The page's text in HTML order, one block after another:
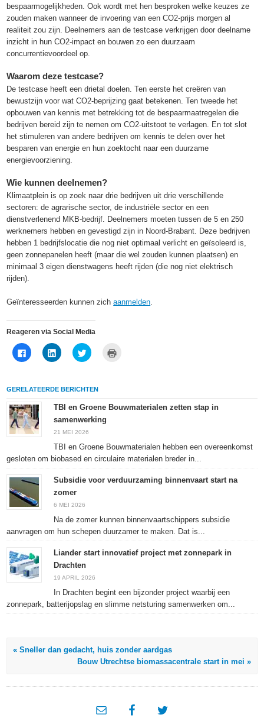
bespaarmogelijkheden. Ook wordt met hen besproken welke keuzes ze
zouden maken wanneer de invoering van een CO2-prijs morgen al
realiteit zou zijn. Deelnemers aan de testcase verkrijgen door deelname
inzicht in hun CO2-impact en bouwen zo een duurzaam
concurrentievoordeel op.
Waarom deze testcase?
De testcase heeft een drietal doelen. Ten eerste het creëren van
bewustzijn voor wat CO2-beprijzing gaat betekenen. Ten tweede het
opbouwen van kennis met betrekking tot de bespaarmaatregelen die
bedrijven bereid zijn te nemen om CO2-uitstoot te verlagen. En tot slot
het stimuleren van andere bedrijven om kennis te delen over het
besparen van energie en hun zoektocht naar een duurzame
energievoorziening.
Wie kunnen deelnemen?
Klimaatplein is op zoek naar drie bedrijven uit drie verschillende
sectoren: de agrarische sector, de industriële sector en een
dienstverlenend MKB-bedrijf. Deelnemers moeten tussen de 5 en 250
werknemers hebben en gevestigd zijn in Noord-Brabant. Deze bedrijven
hebben 1 bedrijfslocatie die nog niet optimaal verlicht en geïsoleerd is,
geen zonnepanelen heeft (maar die wel zouden kunnen plaatsen) en
minimaal 3 eigen dienstwagens heeft rijden (die nog niet elektrisch
rijden).
Geïnteresseerden kunnen zichaanmelden.
Reageren via Social Media
Klik
om
Facebook
(Wordt
een
nieuw
venster
geopend)
Klik
om
delen
(Wordt
een
venster
geopend)
Klik
om
Twitter
(Wordt
een
nieuw
venster
geopend)
nieuw
GERELATEERDE BERICHTEN
TBI en Groene Bouwmaterialen zetten stap in
samenwerking
21 MEI 2026
TBI en Groene Bouwmaterialen hebben een overeenkomst
gesloten om biobased en circulaire materialen breder in...
Subsidie voor verduurzaming binnenvaart start na
zomer
6 MEI 2026
Na de zomer kunnen binnenvaartschippers subsidie
aanvragen om hun schepen duurzamer te maken. Dat is...
Liander start innovatief project met zonnepark in
Drachten
19 APRIL 2026
In Drachten begint een bijzonder project waarbij een
zonnepark, batterijopslag en slimme netsturing samenwerken om...
« Sneller dan gedacht, huis zonder aardgas
Bouw Utrechtse biomassacentrale start in mei »